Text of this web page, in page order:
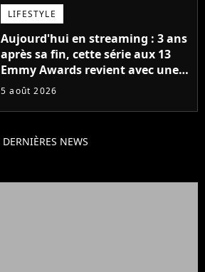
LIFESTYLE
Aujourd'hui en streaming : 3 ans
après sa fin, cette série aux 13
Emmy Awards revient avec une
suite... totalement différente
5 août 2026
DERNIÈRES NEWS